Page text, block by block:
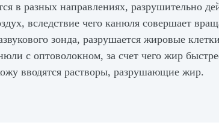
в разных направлениях, разрушительно
вследствие чего канюля совершает
зонда, разрушается жировые
с оптоволокном, за счет чего жир
вводятся растворы, разрушающие жир.